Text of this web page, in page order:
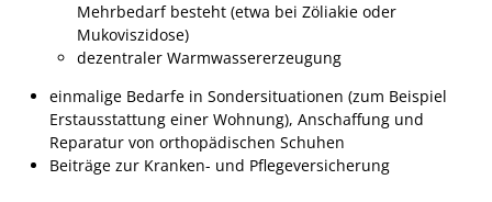
Kommunale
Gemmrigheimer
Infokalender
Mehrbedarf besteht (etwa bei Zöliakie oder
Mukoviszidose)
dezentraler Warmwassererzeugung
einmalige Bedarfe in Sondersituationen (zum Beispiel
Erstausstattung einer Wohnung), Anschaffung und
Reparatur von orthopädischen Schuhen
Beiträge zur Kranken- und Pflegeversicherung